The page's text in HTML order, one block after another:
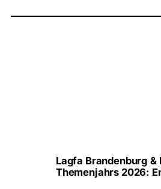
Lagfa Brandenburg &
Themenjahrs 2026: